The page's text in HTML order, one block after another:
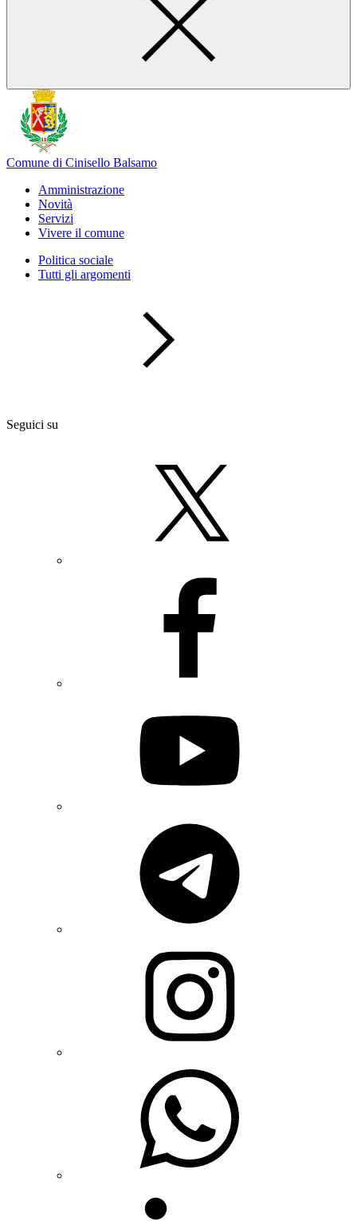
Comune di Cinisello Balsamo
Amministrazione
Novità
Servizi
Vivere il comune
Politica sociale
Tutti gli argomenti
Seguici su